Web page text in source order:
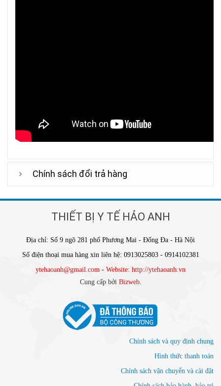
Chính sách đổi trả hàng
THIẾT BỊ Y TẾ HẢO ANH
Địa chỉ: Số 9 ngõ 281 phố Phương Mai - Đống Đa - Hà Nội
Số điện thoại mua hàng xin liên hệ: 0913025803 - 0914102381
ytehaoanh@gmail.com - Website: http://ytehaoanh.vn
Cung cấp bởi Bizweb.
Chính sách và quy định chung
Hình thức thanh toán
Chính sách vận chuyển và cài đặt